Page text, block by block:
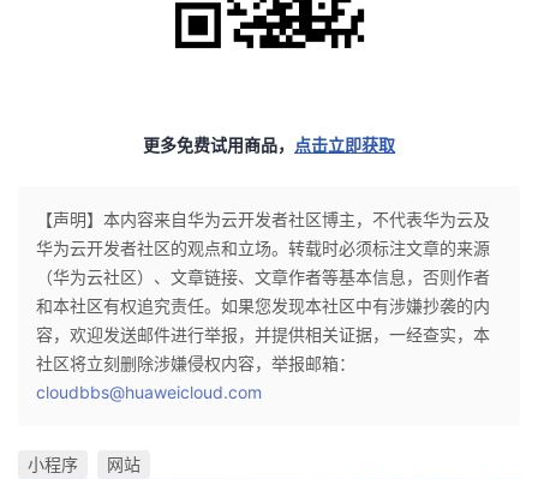
更多免费试用商品， 点击立即获取
【声明】本内容来自华为云开发者社区博主，不代表华为云及
华为云开发者社区的观点和立场。转载时必须标注文章的来源
（华为云社区）、文章链接、文章作者等基本信息，否则作者
和本社区有权追究责任。如果您发现本社区中有涉嫌抄袭的内
容，欢迎发送邮件进行举报，并提供相关证据，一经查实，本
社区将立刻删除涉嫌侵权内容，举报邮箱：
cloudbbs@huaweicloud.com
小程序 网站